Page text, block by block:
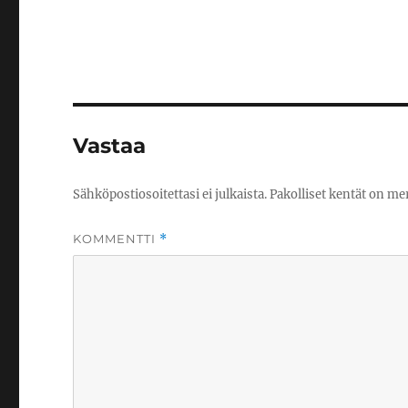
Vastaa
Sähköpostiosoitettasi ei julkaista.Pakolliset kentät on
KOMMENTTI *